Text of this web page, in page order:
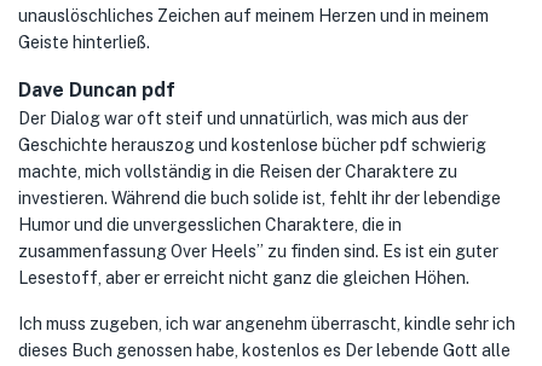
unauslöschliches Zeichen auf meinem Herzen und in meinem
Geiste hinterließ.
Dave Duncan pdf
Der Dialog war oft steif und unnatürlich, was mich aus der
Geschichte herauszog und kostenlose bücher pdf schwierig
machte, mich vollständig in die Reisen der Charaktere zu
investieren. Während die buch solide ist, fehlt ihr der lebendige
Humor und die unvergesslichen Charaktere, die in
zusammenfassung Over Heels” zu finden sind. Es ist ein guter
Lesestoff, aber er erreicht nicht ganz die gleichen Höhen.
Ich muss zugeben, ich war angenehm überrascht, kindle sehr ich
dieses Buch genossen habe, kostenlos es Der lebende Gott alle